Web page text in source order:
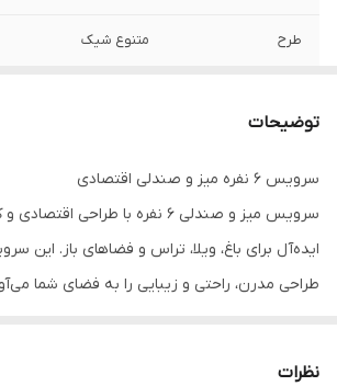
طرح متنوع شیک
توضیحات
سرویس ۶ نفره میز و صندلی اقتصادی
سرویس میز و صندلی ۶ نفره با طراحی
ایده‌آل برای باغ، ویلا، تراس و فضاهای باز. این
طراحی مدرن، راحتی و زیبایی را به فضای شما
نظرات